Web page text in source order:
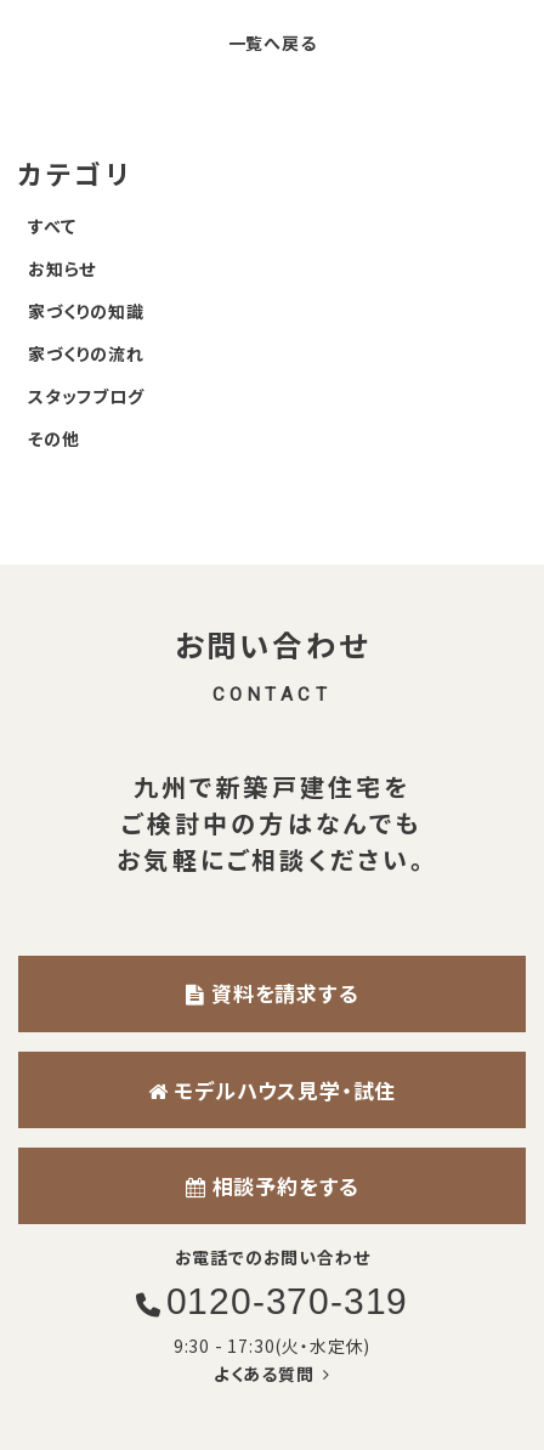
一覧へ戻る
カテゴリ
すべて
お知らせ
家づくりの知識
家づくりの流れ
スタッフブログ
その他
お問い合わせ
CONTACT
九州で新築戸建住宅を
ご検討中の方はなんでも
お気軽にご相談ください。
資料を請求する
モデルハウス見学・試住
相談予約をする
お電話でのお問い合わせ
0120-370-319
9:30 - 17:30(火・水定休)
よくある質問